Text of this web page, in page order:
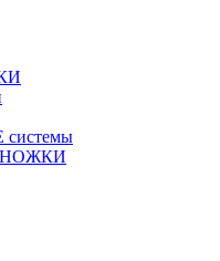
НОЖКИ